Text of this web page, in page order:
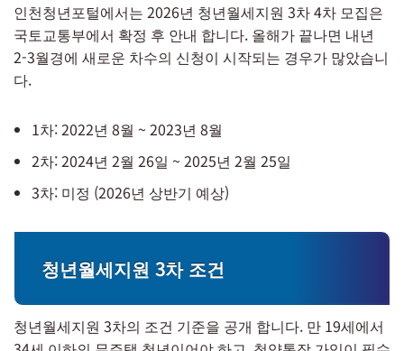
인천청년포털에서는 2026년 청년월세지원 3차 4차 모집은
국토교통부에서 확정 후 안내 합니다. 올해가 끝나면 내년
2-3월경에 새로운 차수의 신청이 시작되는 경우가 많았습니
다.
1차: 2022년 8월 ~ 2023년 8월
2차: 2024년 2월 26일 ~ 2025년 2월 25일
3차: 미정 (2026년 상반기 예상)
청년월세지원 3차 조건
청년월세지원 3차의 조건 기준을 공개 합니다. 만 19세에서